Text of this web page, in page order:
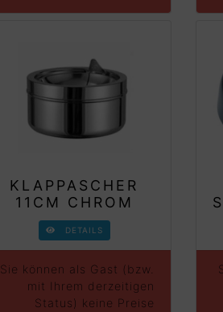
KLAPPASCHER
11CM CHROM
DETAILS
Sie können als Gast (bzw.
mit Ihrem derzeitigen
Status) keine Preise